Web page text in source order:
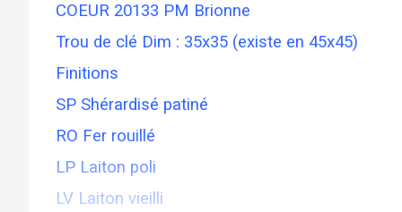
COEUR 20133 PM Brionne
Trou de clé Dim : 35x35 (existe en 45x45)
Finitions
SP Shérardisé patiné
RO Fer rouillé
LP Laiton poli
LV Laiton vieilli